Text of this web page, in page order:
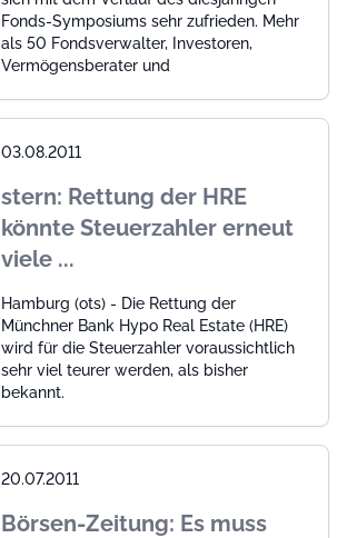
Fonds-Symposiums sehr zufrieden. Mehr
als 50 Fondsverwalter, Investoren,
Vermögensberater und
03.08.2011
stern: Rettung der HRE
könnte Steuerzahler erneut
viele ...
Hamburg (ots) - Die Rettung der
Münchner Bank Hypo Real Estate (HRE)
wird für die Steuerzahler voraussichtlich
sehr viel teurer werden, als bisher
bekannt.
20.07.2011
Börsen-Zeitung: Es muss